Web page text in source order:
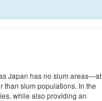
Japan has no slum areas—at
than slum populations. In the
while also providing an